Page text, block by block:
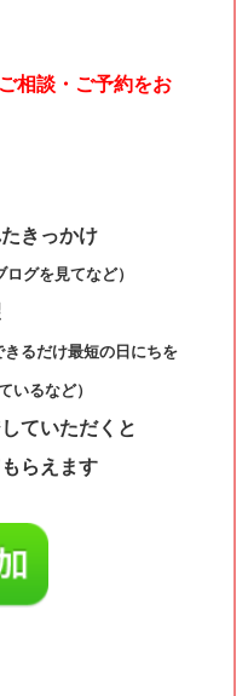
相談・ご予約をお
きっかけ
グを見てなど）
きるだけ最短の日にちを
いるなど）
ていただくと
らえます